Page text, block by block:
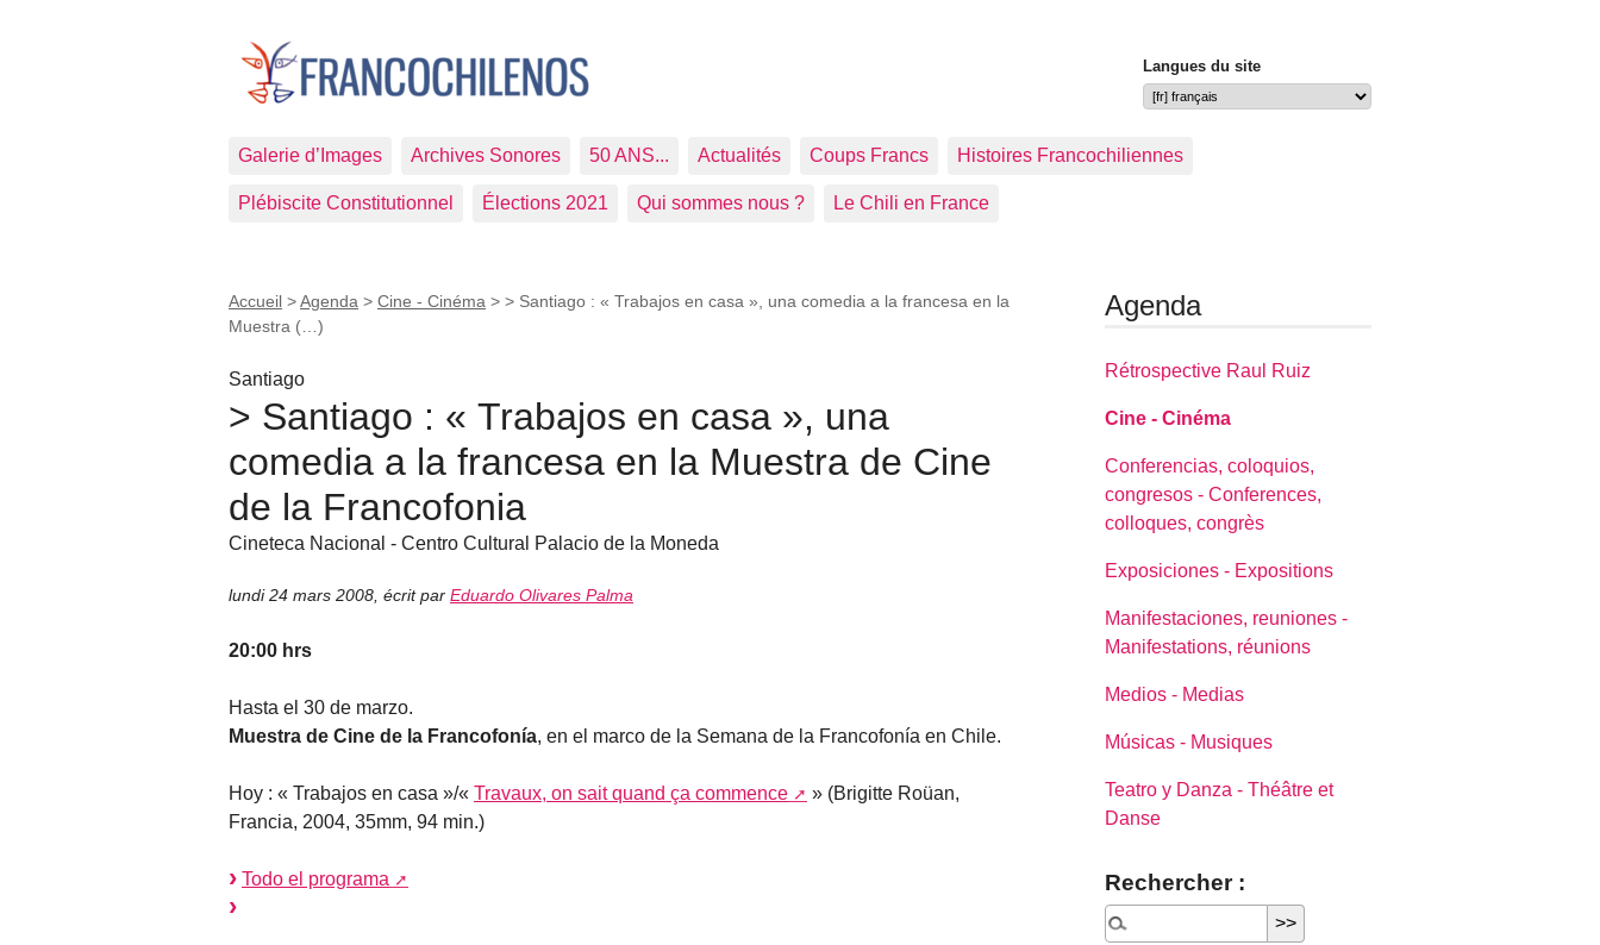
Langues du site
Galerie d’Images Archives Sonores 50 ANS... Actualités Coups Francs Histoires Francochiliennes
Plébiscite Constitutionnel Élections 2021 Qui sommes nous ? Le Chili en France
Accueil >Agenda > Cine - Cinéma > > Santiago : « Trabajos en casa », una comedia a la francesa en la
Muestra (…)
Santiago
> Santiago : « Trabajos en casa », una
comedia a la francesa en la Muestra de Cine
de la Francofonia
Cineteca Nacional - Centro Cultural Palacio de la Moneda
lundi 24 mars 2008 écrit par Eduardo Olivares Palma
20:00 hrs
Hasta el 30 de marzo.
Muestra de Cine de la Francofonía, en el marco de la Semana de la Francofonía en Chile.
Hoy : « Trabajos en casa »/« Travaux, on sait quand ça commence
» (Brigitte Roüan,
Francia, 2004, 35mm, 94 min.)
Todo el programa
Agenda
Rétrospective Raul Ruiz
Cine - Cinéma
Conferencias, coloquios,
congresos - Conferences,
colloques, congrès
Exposiciones - Expositions
Manifestaciones, reuniones -
Manifestations, réunions
Medios - Medias
Músicas - Musiques
Teatro y Danza - Théâtre et
Danse
Rechercher :